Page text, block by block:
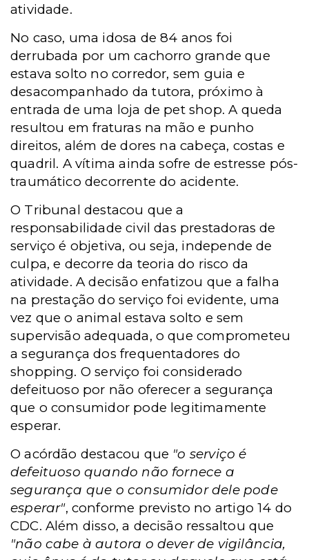
atividade.
No caso, uma idosa de 84 anos foi
derrubada por um cachorro grande que
estava solto no corredor, sem guia e
desacompanhado da tutora, próximo à
entrada de uma loja de pet shop. A queda
resultou em fraturas na mão e punho
direitos, além de dores na cabeça, costas e
quadril. A vítima ainda sofre de estresse pós-
traumático decorrente do acidente.
O Tribunal destacou que a
responsabilidade civil das prestadoras de
serviço é objetiva, ou seja, independe de
culpa, e decorre da teoria do risco da
atividade. A decisão enfatizou que a falha
na prestação do serviço foi evidente, uma
vez que o animal estava solto e sem
supervisão adequada, o que comprometeu
a segurança dos frequentadores do
shopping. O serviço foi considerado
defeituoso por não oferecer a segurança
que o consumidor pode legitimamente
esperar.
O acórdão destacou que "o serviço é
defeituoso quando não fornece a
segurança que o consumidor dele pode
esperar", conforme previsto no artigo 14 do
CDC. Além disso, a decisão ressaltou que
"não cabe à autora o dever de vigilância,